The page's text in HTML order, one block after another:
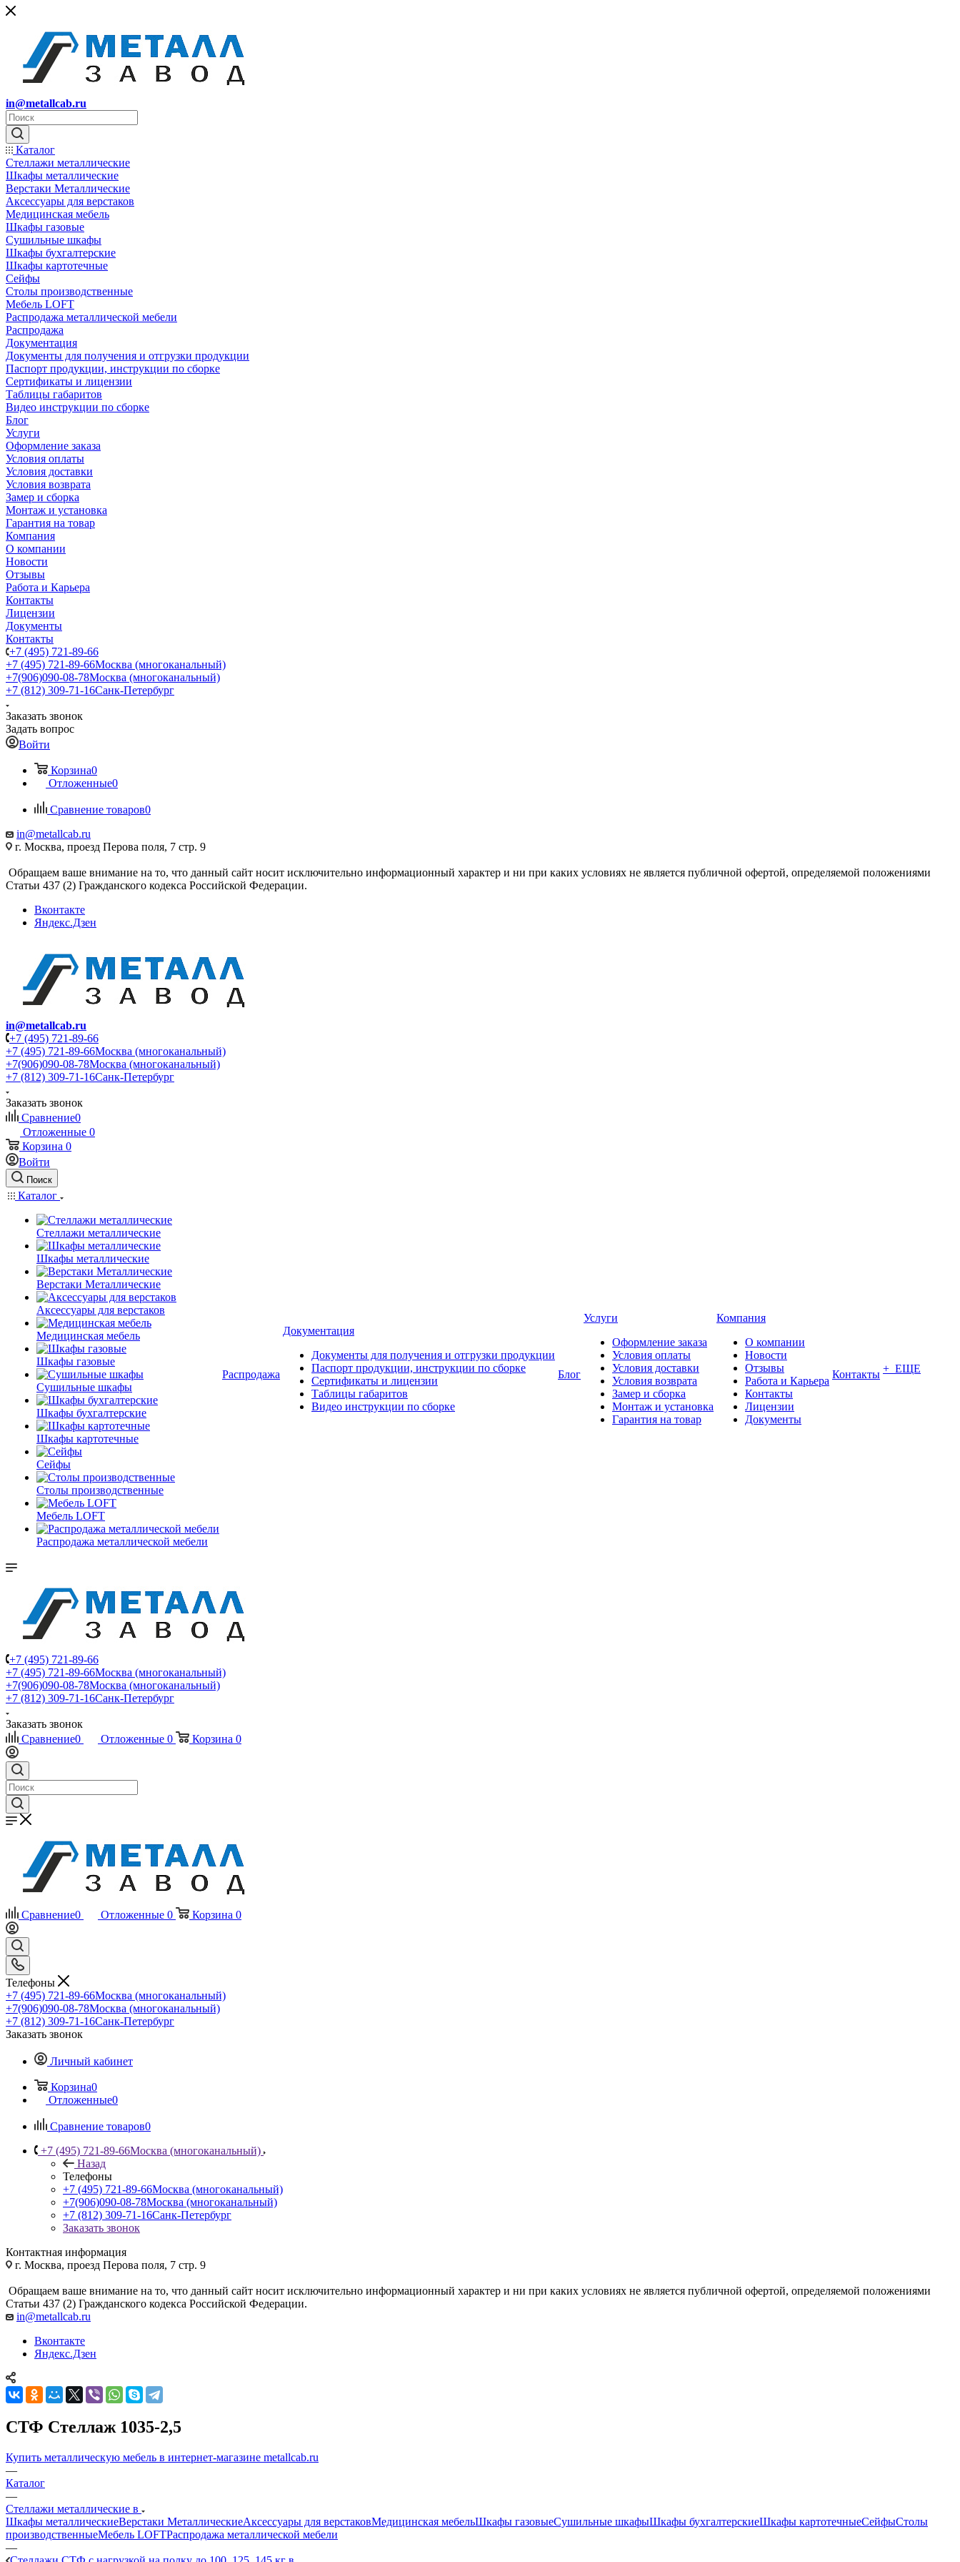
in@metallcab.ru
Каталог
Стеллажи металлические
Шкафы металлические
Верстаки Металлические
Аксессуары для верстаков
Медицинская мебель
Шкафы газовые
Сушильные шкафы
Шкафы бухгалтерские
Шкафы картотечные
Сейфы
Столы производственные
Мебель LOFT
Распродажа металлической мебели
Распродажа
Документация
Документы для получения и отгрузки продукции
Паспорт продукции, инструкции по сборке
Сертификаты и лицензии
Таблицы габаритов
Видео инструкции по сборке
Блог
Услуги
Оформление заказа
Условия оплаты
Условия доставки
Условия возврата
Замер и сборка
Монтаж и установка
Гарантия на товар
Компания
О компании
Новости
Отзывы
Работа и Карьера
Контакты
Лицензии
Документы
Контакты
+7 (495) 721-89-66
+7 (495) 721-89-66Москва (многоканальный)
+7(906)090-08-78Москва (многоканальный)
+7 (812) 309-71-16Санк-Петербург
Заказать звонок
Задать вопрос
Войти
Корзина0
Отложенные0
Сравнение товаров0
in@metallcab.ru
г. Москва, проезд Перова поля, 7 стр. 9
Обращаем ваше внимание на то, что данный сайт носит исключительно информационный характер и ни при каких условиях не является публичной офертой, определяемой положениями
Статьи 437 (2) Гражданского кодекса Российской Федерации.
Вконтакте
Яндекс.Дзен
in@metallcab.ru
+7 (495) 721-89-66
+7 (495) 721-89-66Москва (многоканальный)
+7(906)090-08-78Москва (многоканальный)
+7 (812) 309-71-16Санк-Петербург
Заказать звонок
Сравнение0
Отложенные 0
Корзина 0
Войти
Поиск
Каталог
Стеллажи металлические
Шкафы металлические
Верстаки Металлические
Аксессуары для верстаков
Медицинская мебель
Шкафы газовые
Сушильные шкафы
Шкафы бухгалтерские
Шкафы картотечные
Сейфы
Столы производственные
Мебель LOFT
Распродажа металлической мебели
Распродажа
Документация
Документы для получения и отгрузки продукции
Паспорт продукции, инструкции по сборке
Сертификаты и лицензии
Таблицы габаритов
Видео инструкции по сборке
Блог
Услуги
Оформление заказа
Условия оплаты
Условия доставки
Условия возврата
Замер и сборка
Монтаж и установка
Гарантия на товар
Компания
О компании
Новости
Отзывы
Работа и Карьера
Контакты
Лицензии
Документы
Контакты + ЕЩЕ
+7 (495) 721-89-66
+7 (495) 721-89-66Москва (многоканальный)
+7(906)090-08-78Москва (многоканальный)
+7 (812) 309-71-16Санк-Петербург
Заказать звонок
Сравнение0 Отложенные 0 Корзина 0
Сравнение0 Отложенные 0 Корзина 0
Телефоны
+7 (495) 721-89-66Москва (многоканальный)
+7(906)090-08-78Москва (многоканальный)
+7 (812) 309-71-16Санк-Петербург
Заказать звонок
Личный кабинет
Корзина0
Отложенные0
Сравнение товаров0
+7 (495) 721-89-66Москва (многоканальный)
Назад
Телефоны
+7 (495) 721-89-66Москва (многоканальный)
+7(906)090-08-78Москва (многоканальный)
+7 (812) 309-71-16Санк-Петербург
Заказать звонок
Контактная информация
г. Москва, проезд Перова поля, 7 стр. 9
Обращаем ваше внимание на то, что данный сайт носит исключительно информационный характер и ни при каких условиях не является публичной офертой, определяемой положениями
Статьи 437 (2) Гражданского кодекса Российской Федерации.
in@metallcab.ru
Вконтакте
Яндекс.Дзен
СТФ Стеллаж 1035-2,5
Купить металлическую мебель в интернет-магазине metallcab.ru
—
Каталог
—
Стеллажи металлические в
Шкафы металлическиеВерстаки МеталлическиеАксессуары для верстаковМедицинская мебельШкафы газовыеСушильные шкафыШкафы бухгалтерскиеШкафы картотечныеСейфыСтолы
производственныеМебель LOFTРаспродажа металлической мебели
—